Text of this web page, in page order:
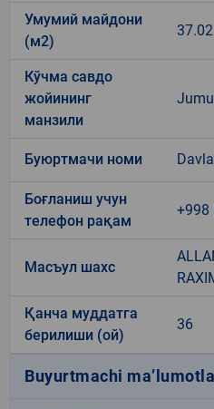
Умумий майдони
(м2)
37.02
Кўчма савдо
жойининг
манзили
Буюртмачи номи
Боғланиш учун
телефон рақам
+998
Масъул шахс
Қанча муддатга
берилиши (ой)
36
Buyurtmachi